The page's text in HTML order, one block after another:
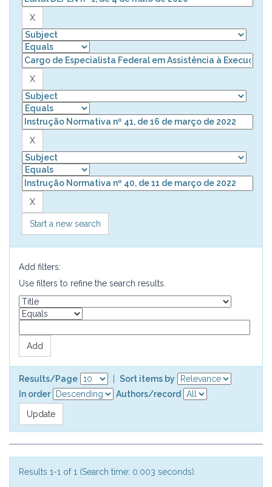
Start a new search
Add filters:
Use filters to refine the search results.
Results/Page
Sort items by
In order
Authors/record
Results 1-1 of 1 (Search time: 0.003 seconds).